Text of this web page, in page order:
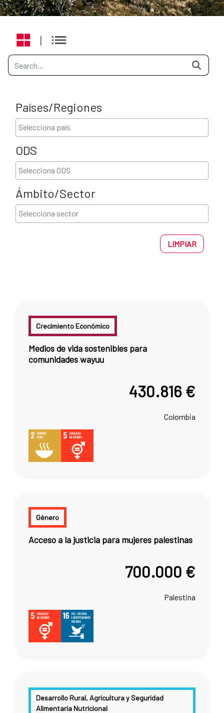
|
Países/Regiones
ODS
Ámbito/Sector
LIMPIAR
Crecimiento Económico
Medios de vida sostenibles para
comunidades wayuu
430.816 €
Colombia
Género
Acceso a la justicia para mujeres palestinas
700.000 €
Palestina
Desarrollo Rural, Agricultura y Seguridad
Alimentaria Nutricional